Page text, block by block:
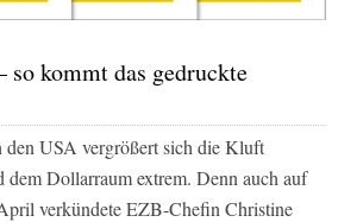
so kommt das gedruckte
USA vergrößert sich die Kluft
dem Dollarraum extrem. Denn auch auf
verkündete EZB-Chefin Christine